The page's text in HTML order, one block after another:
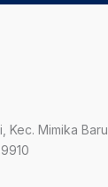
Kec. Mimika Baru,